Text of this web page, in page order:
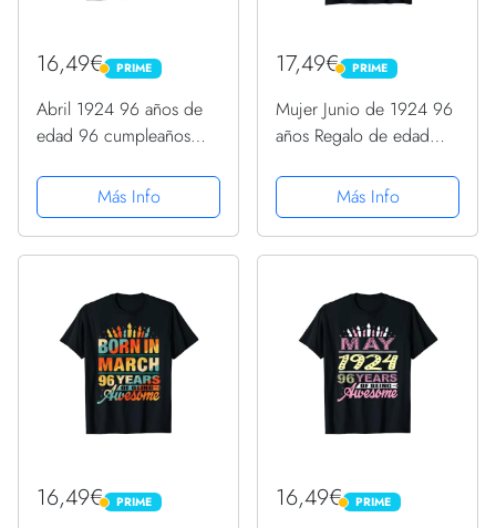
16,49€ PRIME
PRIME
Abril 1924 96 años de
edad 96 cumpleaños
CamisetaMás Info
17,49€ PRIME
PRIME
Mujer Junio de 1924 96
años Regalo de edad
cumpleaños 96 Camiseta
Cuello V
Más Info
16,49€ PRIME
PRIME 16,49€ PRIME
PRIME